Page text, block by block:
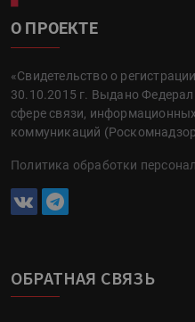
О ПРОЕКТЕ
«Свидетельство о
30.10.2015 г. Выдано
сфере связи,
коммуникаций
Политика обработки
ОБРАТНАЯ СВЯЗЬ